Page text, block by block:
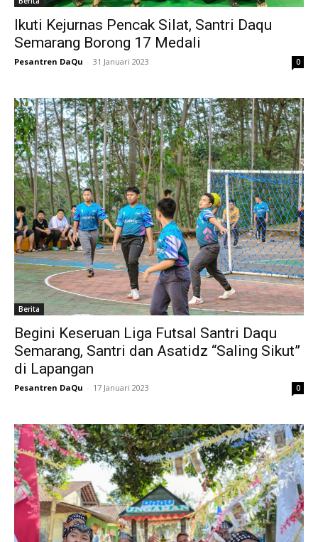
Ikuti Kejurnas Pencak Silat, Santri Daqu
Semarang Borong 17 Medali
Pesantren DaQu - 31 Januari 2023 0
Berita
Begini Keseruan Liga Futsal Santri Daqu
Semarang, Santri dan Asatidz “Saling Sikut”
di Lapangan
Pesantren DaQu - 17 Januari 2023 0